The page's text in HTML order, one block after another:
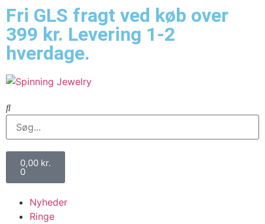
Fri GLS fragt ved køb over
399 kr. Levering 1-2
hverdage.
0,00 kr.
0
Nyheder
Ringe